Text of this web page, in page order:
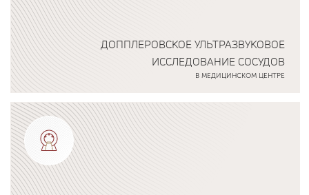
ДОППЛЕРОВСКОЕ УЛЬТРАЗВУКОВОЕ
ИССЛЕДОВАНИЕ СОСУДОВ
В МЕДИЦИНСКОМ ЦЕНТРЕ
Подробнее о программе